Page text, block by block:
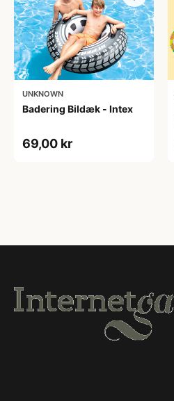
UNKNOWN
Badering Bildæk - Intex
69,00 kr